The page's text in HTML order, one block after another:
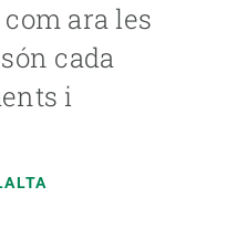
ara les
cada
i